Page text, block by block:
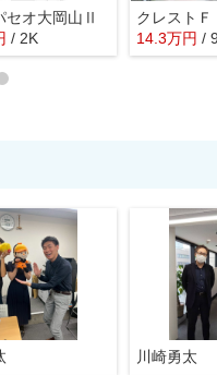
セオ大岡山Ⅱ
/ 2K
クレストＦ
14.3万円 /
川崎勇太